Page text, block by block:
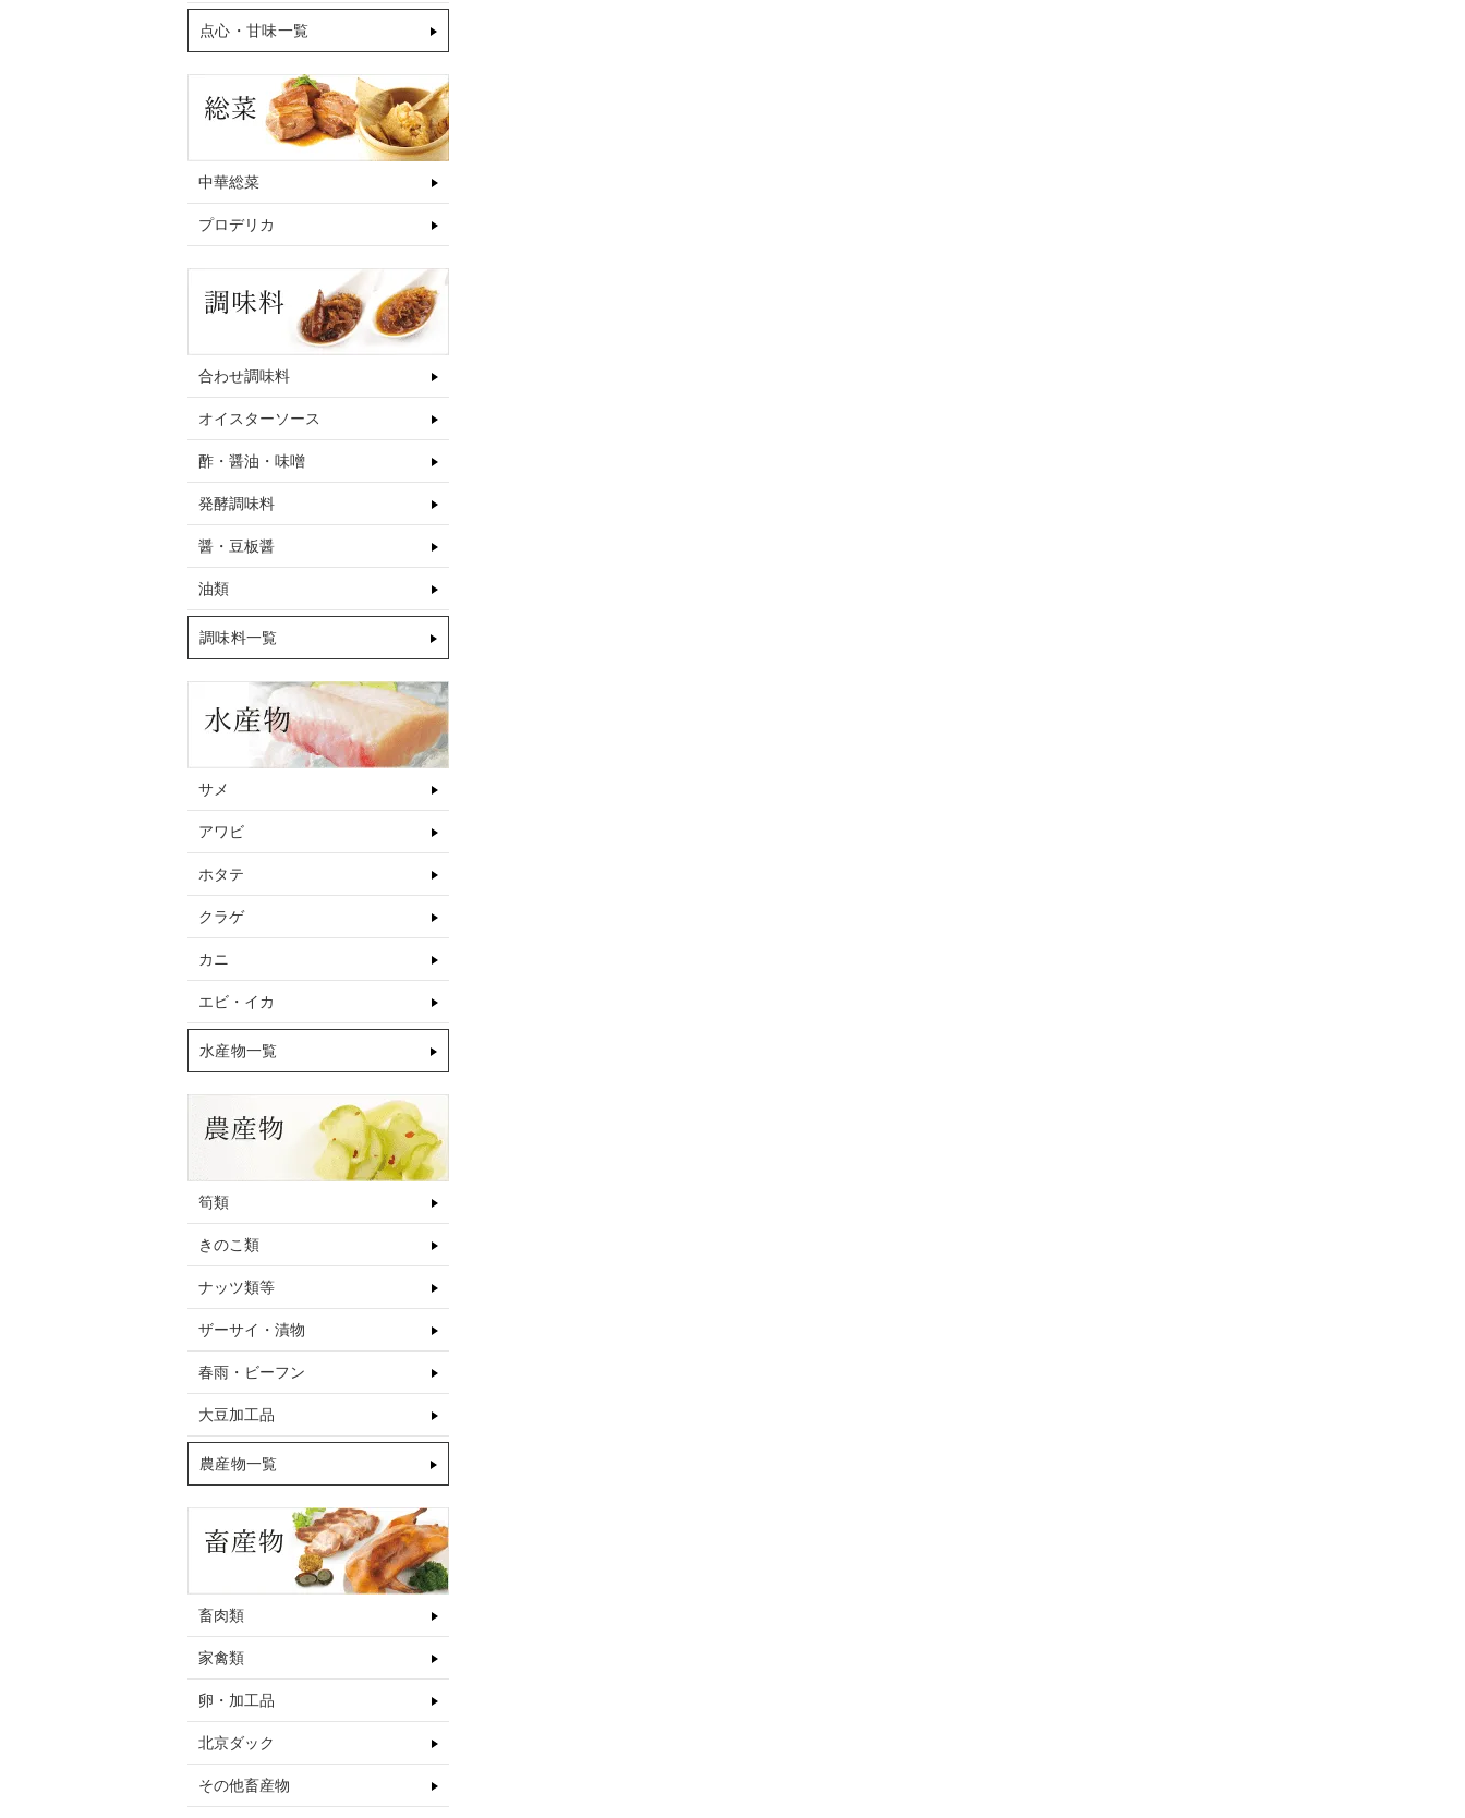
点心・甘味一覧
中華総菜
プロデリカ
合わせ調味料
オイスターソース
酢・醤油・味噌
発酵調味料
醤・豆板醤
油類
調味料一覧
サメ
アワビ
ホタテ
クラゲ
カニ
エビ・イカ
水産物一覧
筍類
きのこ類
ナッツ類等
ザーサイ・漬物
春雨・ビーフン
大豆加工品
農産物一覧
畜肉類
家禽類
卵・加工品
北京ダック
その他畜産物